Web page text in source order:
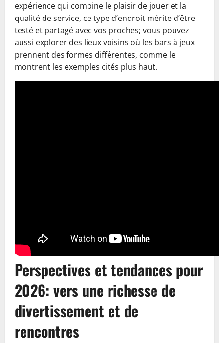
expérience qui combine le plaisir de jouer et la
qualité de service, ce type d’endroit mérite d’être
testé et partagé avec vos proches; vous pouvez
aussi explorer des lieux voisins où les bars à jeux
prennent des formes différentes, comme le
montrent les exemples cités plus haut.
Perspectives et tendances pour
2026: vers une richesse de
divertissement et de
rencontres